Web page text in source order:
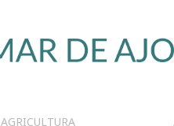
AGRICULTURA